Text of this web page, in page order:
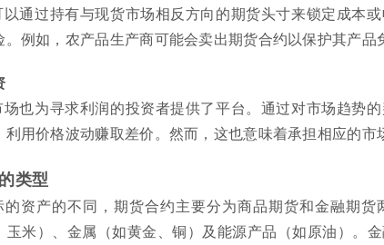
通过持有与现货市场相反方向的期货头寸来锁定成本
例如，农产品生产商可能会卖出期货合约以保护其产品
也为寻求利润的投资者提供了平台。通过对市场趋势
用价格波动赚取差价。然而，这也意味着承担相应的市
类型
的资产的不同，期货合约主要分为商品期货和金融期
玉米）、金属（如黄金、铜）及能源产品（如原油）。